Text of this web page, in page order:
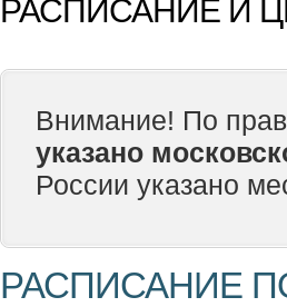
РАСПИСАНИЕ И
Внимание! По
указано
России указано
РАСПИСАНИЕ